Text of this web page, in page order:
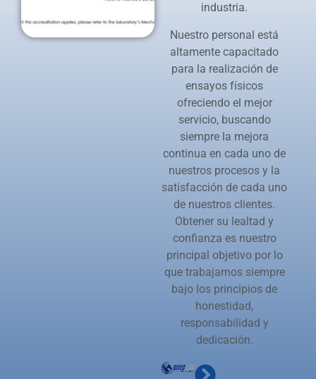
industria.
Nuestro personal está
altamente capacitado
para la realización de
ensayos físicos
ofreciendo el mejor
servicio, buscando
siempre la mejora
continua en cada uno de
nuestros procesos y la
satisfacción de cada uno
de nuestros clientes.
Obtener su lealtad y
confianza es nuestro
principal objetivo por lo
que trabajamos siempre
bajo los principios de
honestidad,
responsabilidad y
dedicación.